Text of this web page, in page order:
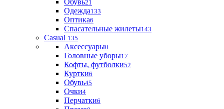
Обувь21
Одежда133
Оптика6
Спасательные жилеты143
Casual 135
Аксессуары0
Головные уборы17
Кофты, футболки52
Куртки6
Обувь45
Очки4
Перчатки6